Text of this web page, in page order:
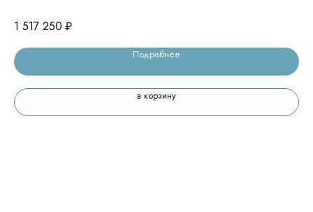
1 517 250 ₽
Подробнее
в корзину